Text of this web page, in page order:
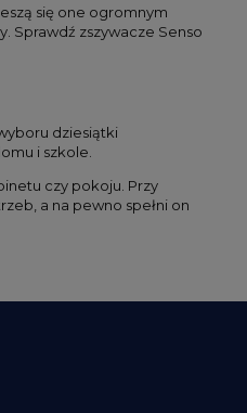
się one ogromnym
Sprawdź zszywacze Senso
dziesiątki
i szkole.
czy pokoju. Przy
a na pewno spełni on